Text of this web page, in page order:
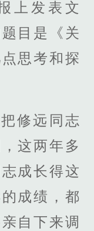
上发表文
目是《关
思考和探
修远同志
这两年多
成长得这
成绩，都
自下来调